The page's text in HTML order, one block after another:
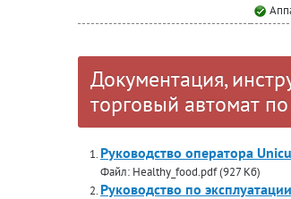
Документация,
торговый автомат
Руководство оператора
Файл: Healthy_food.pdf (927 Кб)
Руководство по